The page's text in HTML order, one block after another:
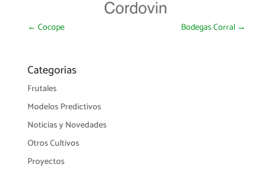
← Cocope Bodegas Corral →
Categorias
Frutales
Modelos Predictivos
Noticias y Novedades
Otros Cultivos
Proyectos